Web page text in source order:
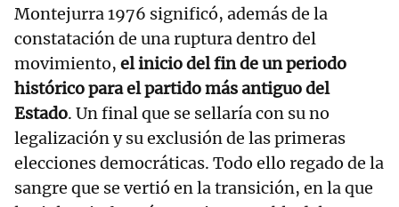
Montejurra 1976 significó, además de la
constatación de una ruptura dentro del
movimiento, el inicio del fin de un periodo
histórico para el partido más antiguo del
Estado. Un final que se sellaría con su no
legalización y su exclusión de las primeras
elecciones democráticas. Todo ello regado de la
sangre que se vertió en la transición, en la que